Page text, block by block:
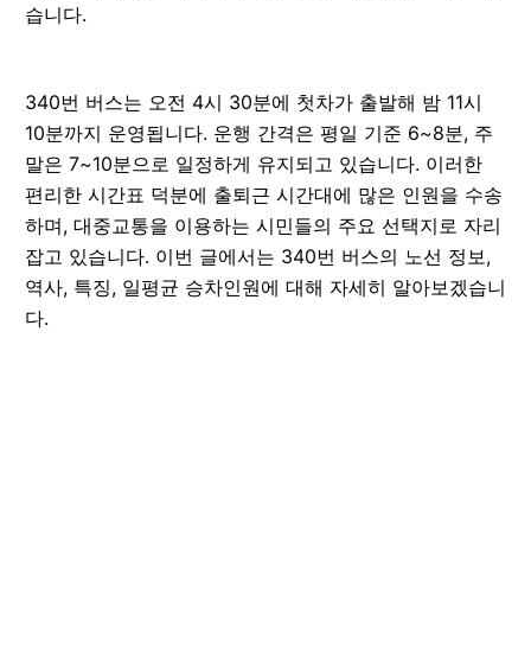
습니다.
340번 버스는 오전 4시 30분에 첫차가 출발해 밤 11시
10분까지 운영됩니다. 운행 간격은 평일 기준 6~8분, 주
말은 7~10분으로 일정하게 유지되고 있습니다. 이러한
편리한 시간표 덕분에 출퇴근 시간대에 많은 인원을 수송
하며, 대중교통을 이용하는 시민들의 주요 선택지로 자리
잡고 있습니다. 이번 글에서는 340번 버스의 노선 정보,
역사, 특징, 일평균 승차인원에 대해 자세히 알아보겠습니
다.